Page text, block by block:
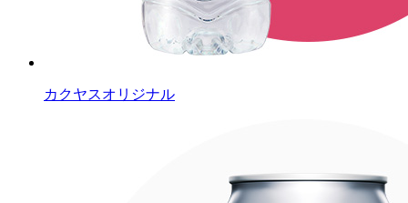
カクヤスオリジナル